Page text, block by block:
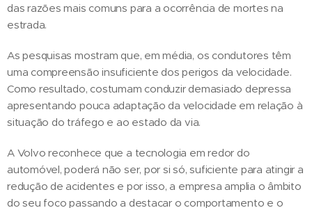
das razões mais comuns para a ocorrência de mortes na
estrada.
As pesquisas mostram que, em média, os condutores têm
uma compreensão insuficiente dos perigos da velocidade.
Como resultado, costumam conduzir demasiado depressa
apresentando pouca adaptação da velocidade em relação à
situação do tráfego e ao estado da via.
A Volvo reconhece que a tecnologia em redor do
automóvel, poderá não ser, por si só, suficiente para atingir a
redução de acidentes e por isso, a empresa amplia o âmbito
do seu foco passando a destacar o comportamento e o